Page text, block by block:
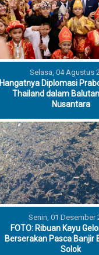
Selasa, 04 Agustus
Hangatnya Diplomasi
Thailand dalam
Nusantara
Senin, 01 Desember
FOTO: Ribuan Kayu
Berserakan Pasca Banjir
Solok